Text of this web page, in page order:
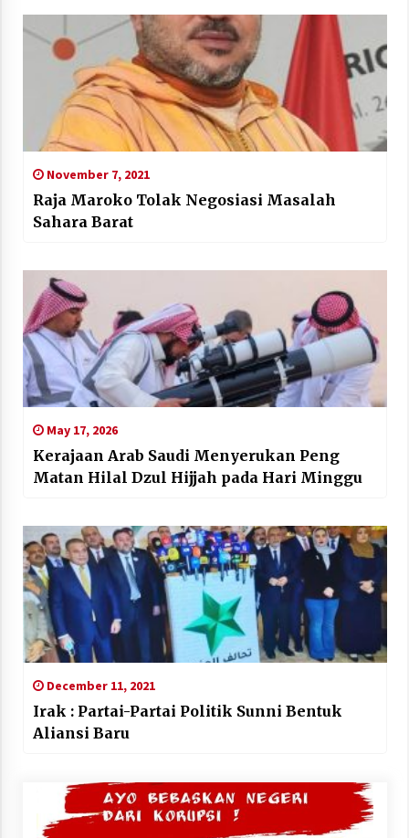
November 7, 2021
Raja Maroko Tolak Negosiasi Masalah
Sahara Barat
May 17, 2026
Kerajaan Arab Saudi Menyerukan Peng
Matan Hilal Dzul Hijjah pada Hari Minggu
December 11, 2021
Irak : Partai-Partai Politik Sunni Bentuk
Aliansi Baru